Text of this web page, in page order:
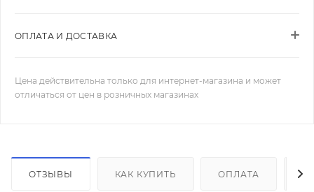
ОПЛАТА И ДОСТАВКА
Цена действительна только для интернет-магазина и может
отличаться от цен в розничных магазинах
ОТЗЫВЫ КАК КУПИТЬ ОПЛАТА